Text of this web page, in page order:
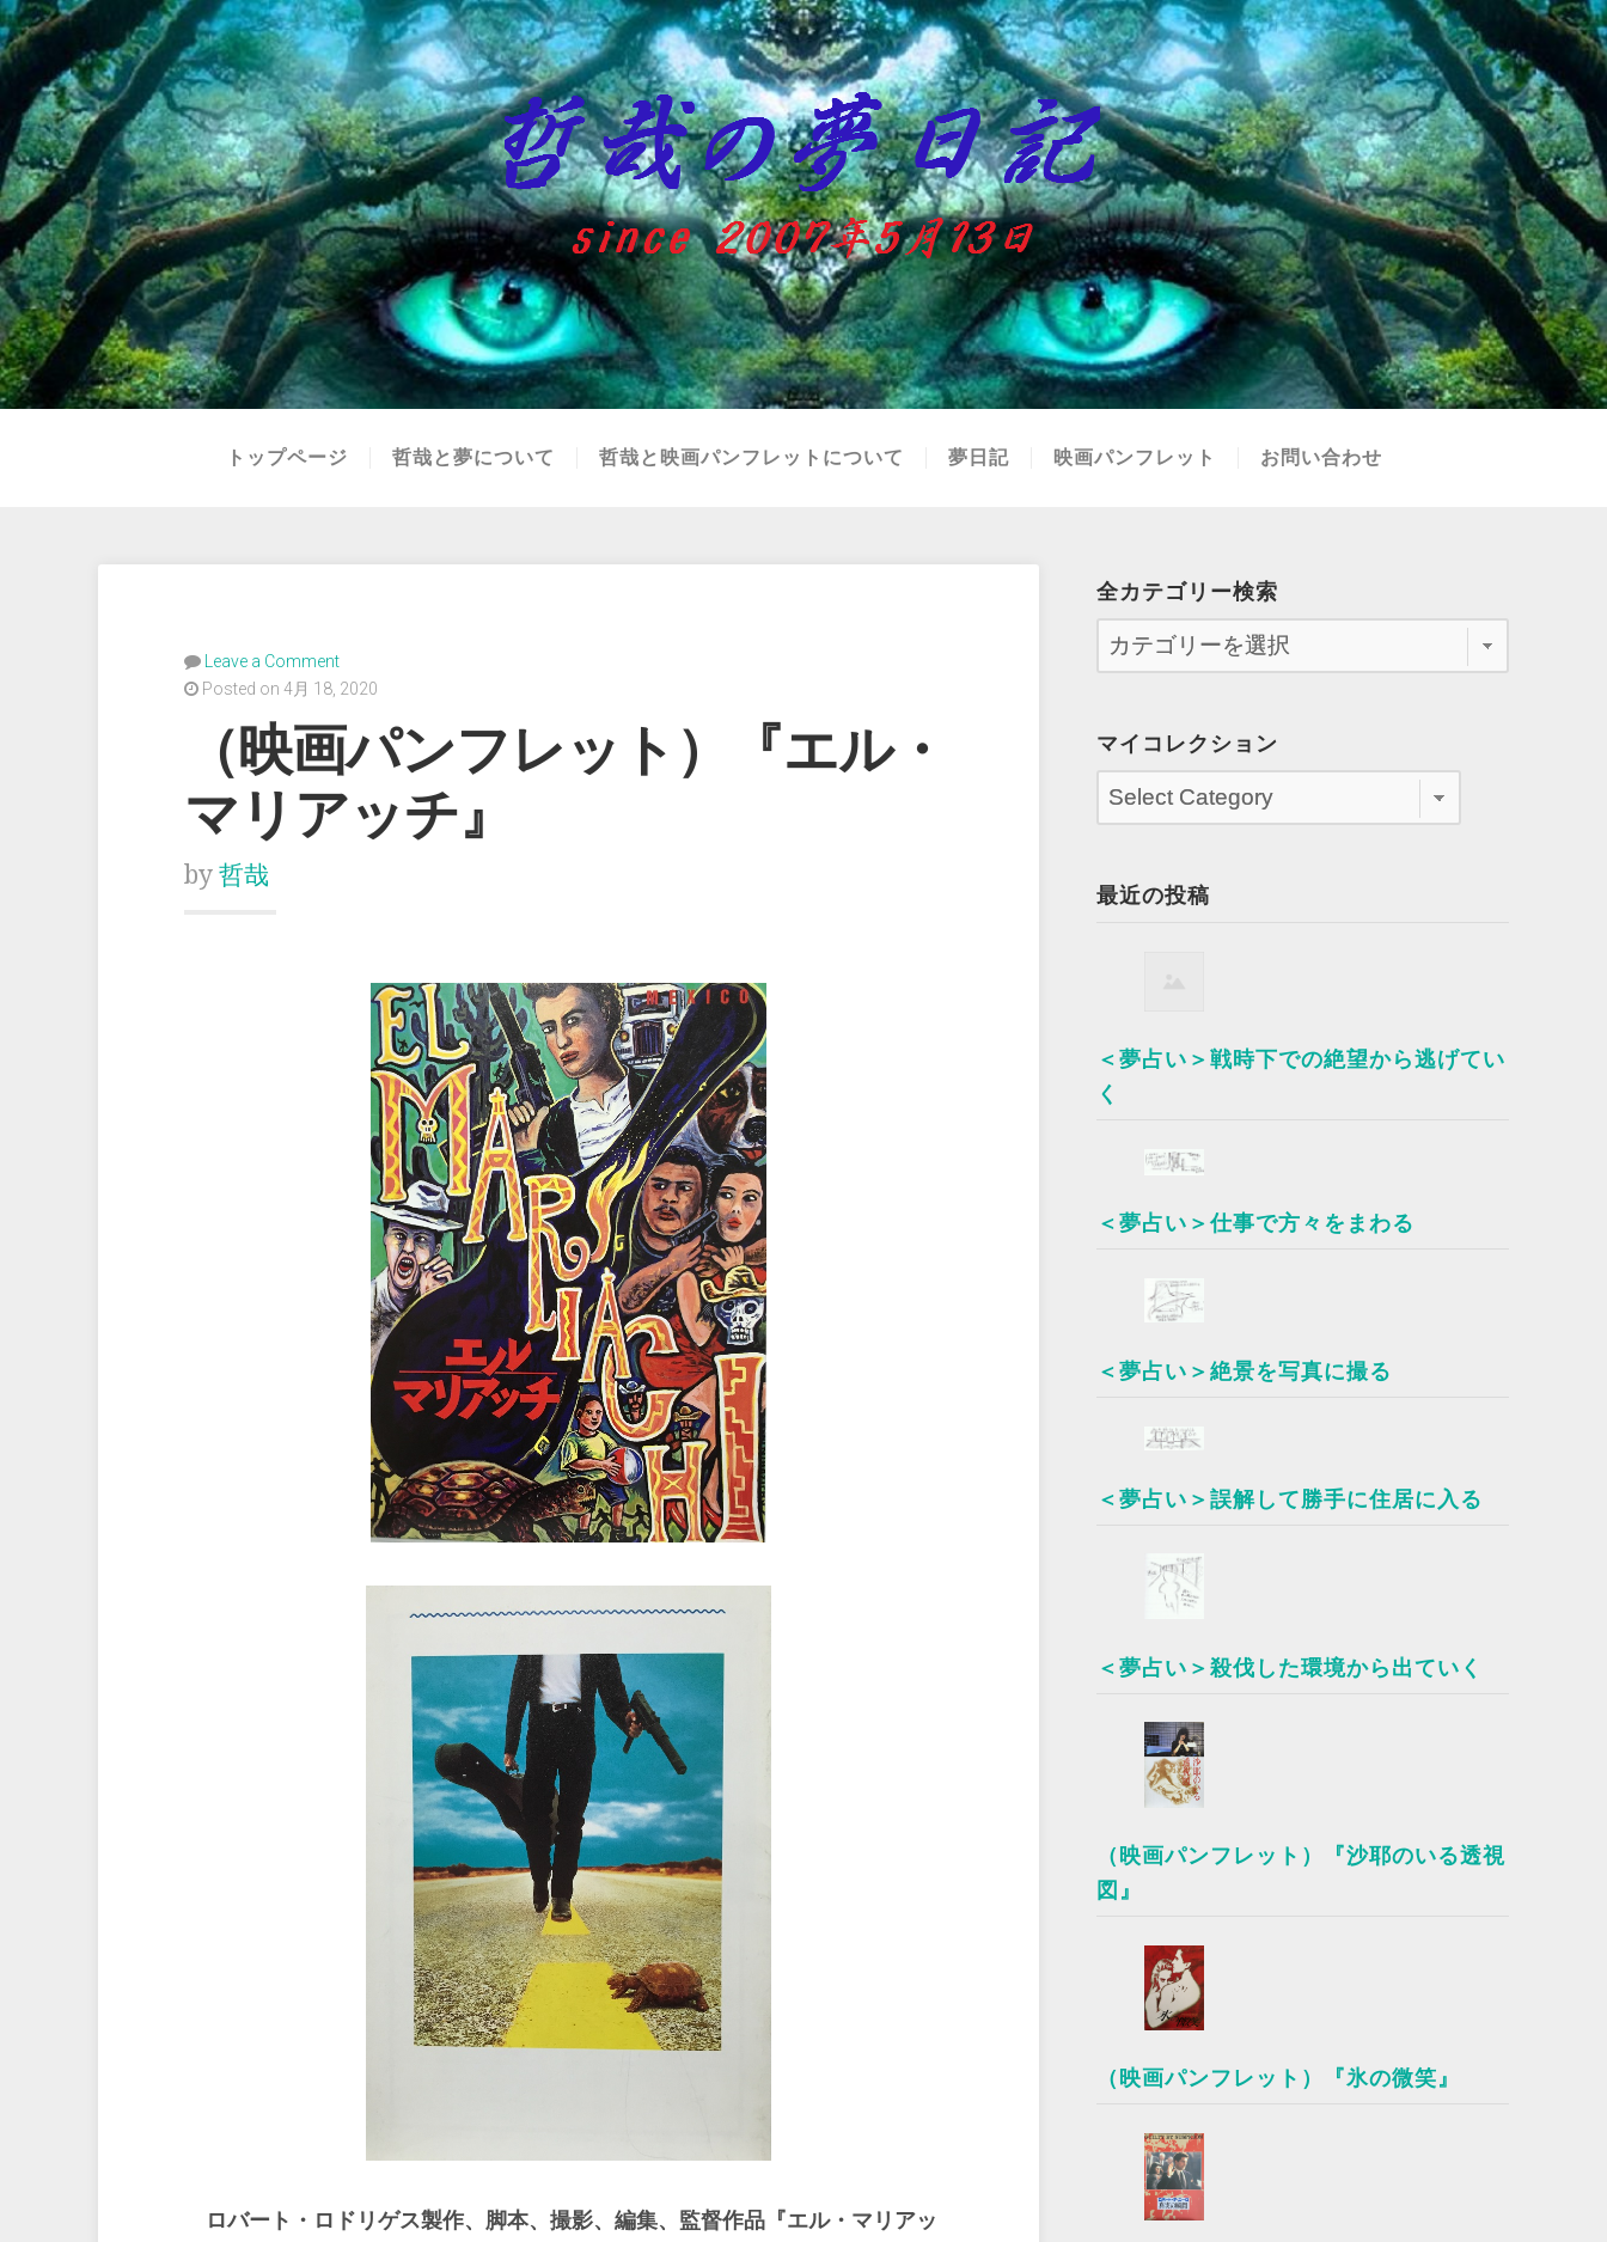
トップページ 哲哉と夢について 哲哉と映画パンフレットについて 夢日記 映画パンフレット お問い合わせ
Leave a Comment
Posted on 4月 18, 2020
（映画パンフレット）『エル・
マリアッチ』
by 哲哉
ロバート・ロドリゲス製作、脚本、撮影、編集、監督作品『エル・マリアッ
全カテゴリー検索
マイコレクション
最近の投稿
＜夢占い＞戦時下での絶望から逃げてい
く
＜夢占い＞仕事で方々をまわる
＜夢占い＞絶景を写真に撮る
＜夢占い＞誤解して勝手に住居に入る
＜夢占い＞殺伐した環境から出ていく
（映画パンフレット）『沙耶のいる透視
図』
（映画パンフレット）『氷の微笑』